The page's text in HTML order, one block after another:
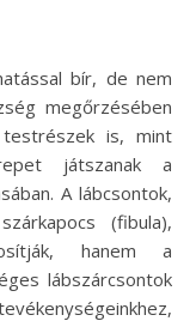
megőrzésében
is, mint
játszanak a
A lábcsontok,
(fibula),
hanem a
lábszárcsontok